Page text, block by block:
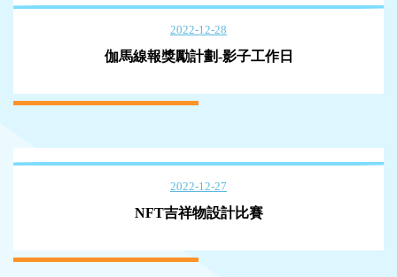
2022-12-28
伽馬線報獎勵計劃-影子工作日
2022-12-27
NFT吉祥物設計比賽